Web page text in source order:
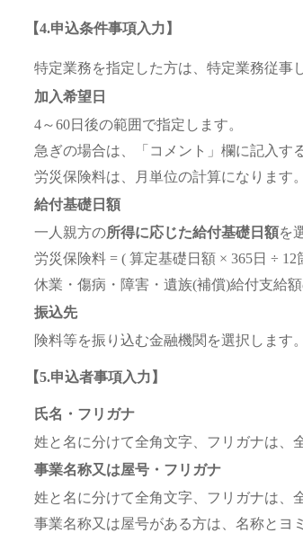
【4.申込条件事項入力】
特定業務を指定した方は、特定業務従事
加入希望日
4～60日後の範囲で指定します。
急ぎの場合は、「コメント」欄に記入す
労災保険料は、月単位の計算になります
給付基礎日額
一人親方の所得に応じた給付基礎日額を
労災保険料 = ( 算定基礎日額 × 365日 ÷
休業・傷病・障害・遺族(補償)給付支給
振込先
険料等を振り込む金融機関を選択します。
【5.申込者事項入力】
氏名・フリガナ
姓と名に分けて全角文字、フリガナは、
事業名称又は屋号・フリガナ
姓と名に分けて全角文字、フリガナは、
事業名称又は屋号がある方は、名称とヨ